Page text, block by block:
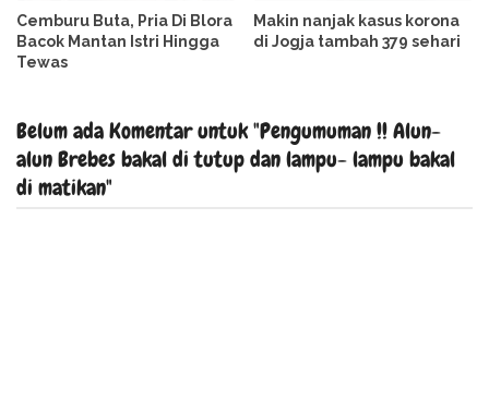
Cemburu Buta, Pria Di Blora
Bacok Mantan Istri Hingga
Tewas
Makin nanjak kasus korona
di Jogja tambah 379 sehari
Belum ada Komentar untuk "Pengumuman !! Alun-
alun Brebes bakal di tutup dan lampu- lampu bakal
di matikan"